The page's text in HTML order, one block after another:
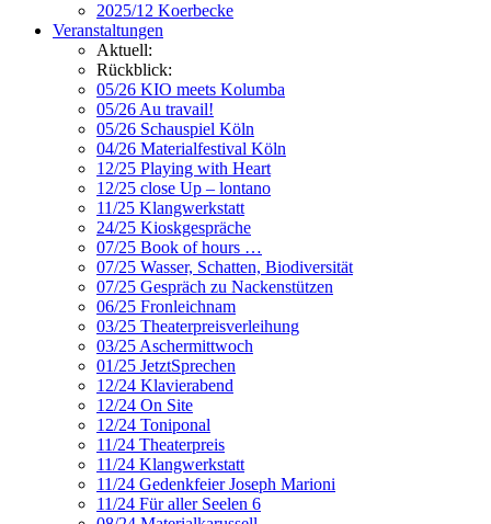
2025/12 Koerbecke
Veranstaltungen
Aktuell:
Rückblick:
05/26 KIO meets Kolumba
05/26 Au travail!
05/26 Schauspiel Köln
04/26 Materialfestival Köln
12/25 Playing with Heart
12/25 close Up – lontano
11/25 Klangwerkstatt
24/25 Kioskgespräche
07/25 Book of hours …
07/25 Wasser, Schatten, Biodiversität
07/25 Gespräch zu Nackenstützen
06/25 Fronleichnam
03/25 Theaterpreisverleihung
03/25 Aschermittwoch
01/25 JetztSprechen
12/24 Klavierabend
12/24 On Site
12/24 Toniponal
11/24 Theaterpreis
11/24 Klangwerkstatt
11/24 Gedenkfeier Joseph Marioni
11/24 Für aller Seelen 6